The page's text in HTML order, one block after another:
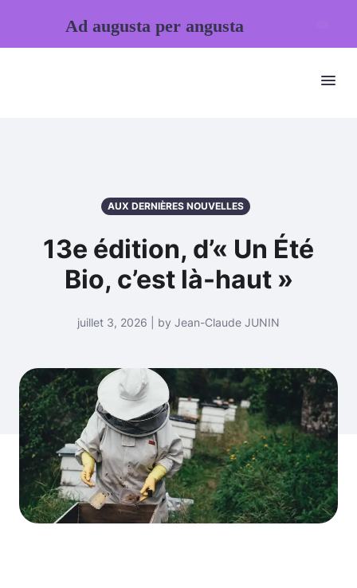
AUX DERNIÈRES NOUVELLES
13e édition, d’« Un Été
Bio, c’est là-haut »
juillet 3, 2026 | by Jean-Claude JUNIN
Ad augusta per angusta